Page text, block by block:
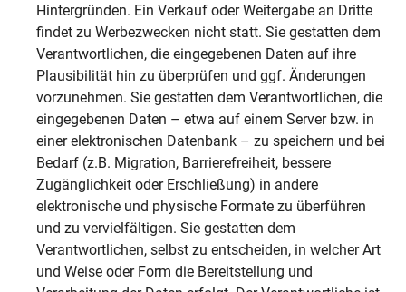
Hintergründen. Ein Verkauf oder Weitergabe an Dritte
findet zu Werbezwecken nicht statt. Sie gestatten dem
Verantwortlichen, die eingegebenen Daten auf ihre
Plausibilität hin zu überprüfen und ggf. Änderungen
vorzunehmen. Sie gestatten dem Verantwortlichen, die
eingegebenen Daten – etwa auf einem Server bzw. in
einer elektronischen Datenbank – zu speichern und bei
Bedarf (z.B. Migration, Barrierefreiheit, bessere
Zugänglichkeit oder Erschließung) in andere
elektronische und physische Formate zu überführen
und zu vervielfältigen. Sie gestatten dem
Verantwortlichen, selbst zu entscheiden, in welcher Art
und Weise oder Form die Bereitstellung und